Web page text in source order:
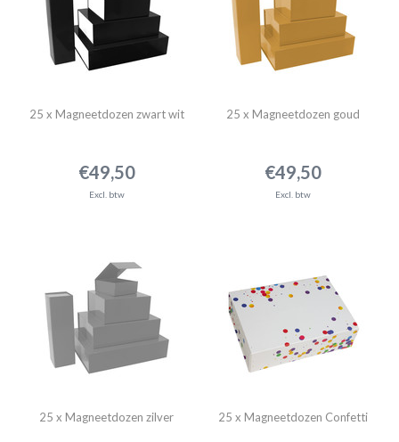
25 x Magneetdozen zwart wit
€49,50
Excl. btw
25 x Magneetdozen goud
€49,50
Excl. btw
25 x Magneetdozen zilver 25 x Magneetdozen Confetti